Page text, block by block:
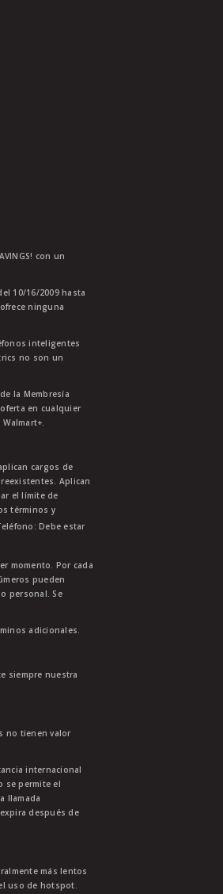
con un
10/16/2009 hasta
ninguna
inteligentes
no son un
la Membresía
en cualquier
cargos de
Aplican
el límite de
términos y
Debe estar
momento. Por cada
pueden
personal. Se
adicionales.
siempre nuestra
no tienen valor
internacional
se permite el
llamada
después de
más lentos
uso de hotspot.